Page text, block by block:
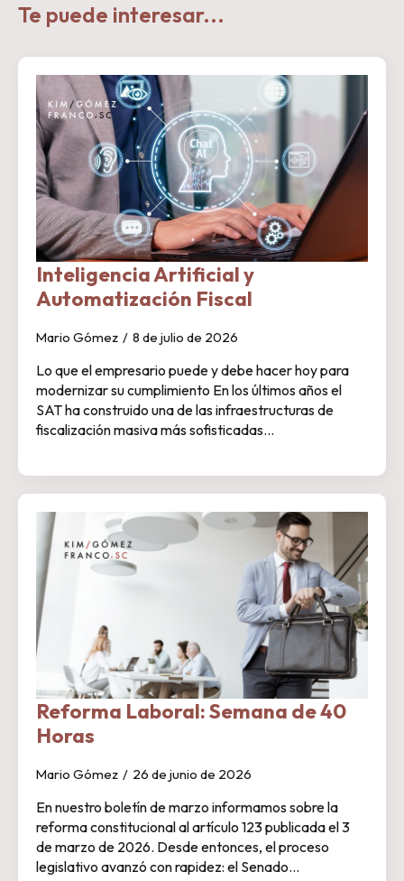
Te puede interesar...
Inteligencia Artificial y
Automatización Fiscal
Mario Gómez 8 de julio de 2026
Lo que el empresario puede y debe hacer hoy para
modernizar su cumplimiento En los últimos años el
SAT ha construido una de las infraestructuras de
fiscalización masiva más sofisticadas…
Reforma Laboral: Semana de 40
Horas
Mario Gómez 26 de junio de 2026
En nuestro boletín de marzo informamos sobre la
reforma constitucional al artículo 123 publicada el 3
de marzo de 2026. Desde entonces, el proceso
legislativo avanzó con rapidez: el Senado…